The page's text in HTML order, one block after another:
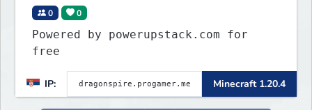
0 0
Powered by powerupstack.com for
free
IP: Minecraft 1.20.4